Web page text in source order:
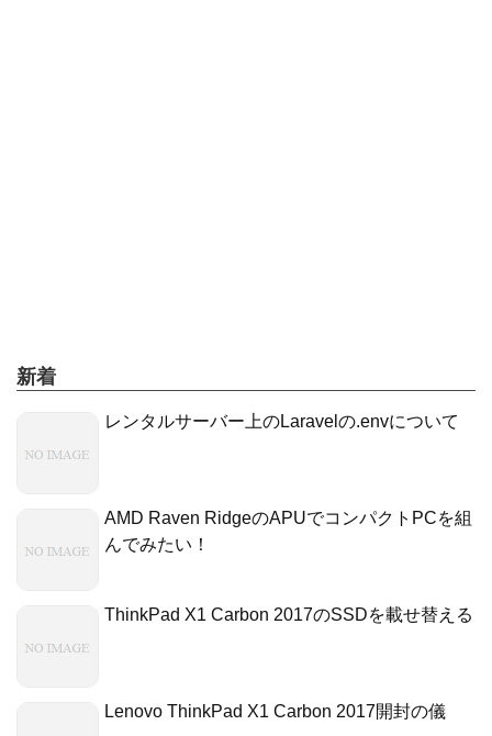
新着
レンタルサーバー上のLaravelの.envについて
AMD Raven RidgeのAPUでコンパクトPCを組
んでみたい！
ThinkPad X1 Carbon 2017のSSDを載せ替える
Lenovo ThinkPad X1 Carbon 2017開封の儀